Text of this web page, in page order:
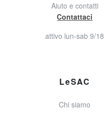
Aiuto e contatti
Contattaci
attivo lun-sab 9/18
LeSAC
Chi siamo